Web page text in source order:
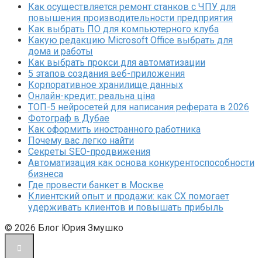
Как осуществляется ремонт станков с ЧПУ для
повышения производительности предприятия
Как выбрать ПО для компьютерного клуба
Какую редакцию Microsoft Office выбрать для
дома и работы
Как выбрать прокси для автоматизации
5 этапов создания веб-приложения
Корпоративное хранилище данных
Онлайн-кредит: реальна ціна
ТОП-5 нейросетей для написания реферата в 2026
Фотограф в Дубае
Как оформить иностранного работника
Почему вас легко найти
Секреты SEO-продвижения
Автоматизация как основа конкурентоспособности
бизнеса
Где провести банкет в Москве
Клиентский опыт и продажи: как CX помогает
удерживать клиентов и повышать прибыль
© 2026 Блог Юрия Змушко